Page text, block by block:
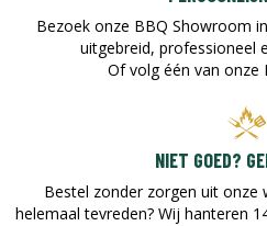
Bezoek onze BBQ Showroom
uitgebreid, professioneel
Of volg één van onze
NIET GOED?
Bestel zonder zorgen uit onze
helemaal tevreden? Wij hanteren